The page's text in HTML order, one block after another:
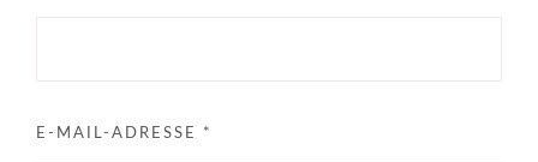
E-MAIL-ADRESSE *